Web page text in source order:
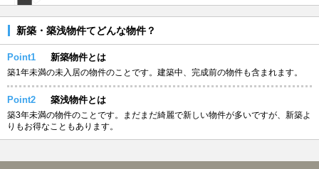
新築・築浅物件てどんな物件？
Point1 新築物件とは
築1年未満の未入居の物件のことです。建築中、完成前の物件も含まれます。
Point2 築浅物件とは
築3年未満の物件のことです。まだまだ綺麗で新しい物件が多いですが、新築よ
りもお得なこともあります。